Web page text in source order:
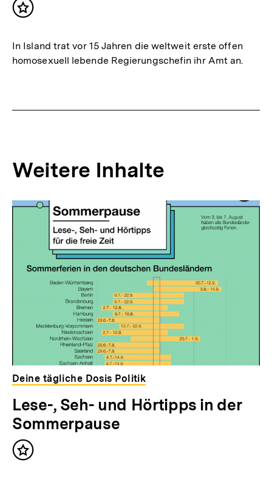
Inhalt
In Island trat vor 15 Jahren die weltweit erste offen
homosexuell lebende Regierungschefin ihr Amt an.
Weitere Inhalte
Inhaltskarousell
Inhaltskarussell
überspringen
Deine tägliche Dosis Politik
Lese-, Seh- und Hörtipps in der
Sommerpause
Inhalt